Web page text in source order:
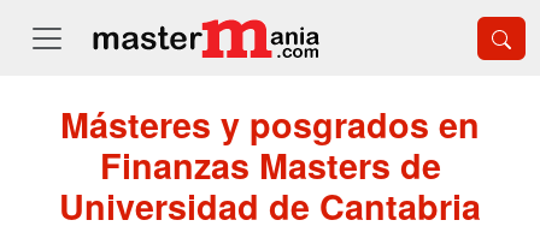
Másteres y posgrados en
Finanzas Masters de
Universidad de Cantabria